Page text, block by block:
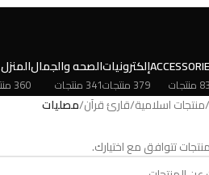
إلكترونيات
379 منتجات
الصحه والجمال
341 منتجات
المنزل
360 منتجات
/منتجات اسلامية/قارئ قرآن/مصليات
تتوافق مع اختيارك.